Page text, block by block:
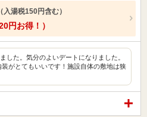
入湯税150円含む）
円お得！）
した。気分のよいデートになりました。
がとてもいいです！施設自体の敷地は狭